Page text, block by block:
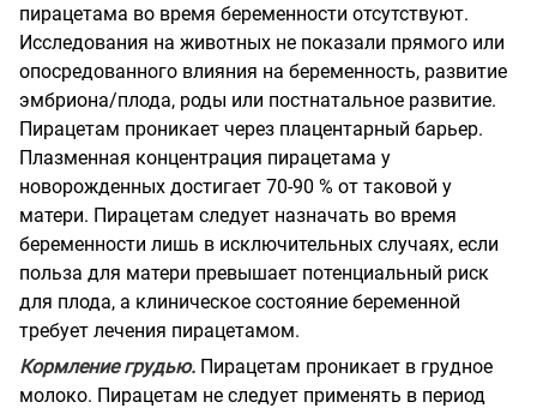
пирацетама во время беременности отсутствуют.
Исследования на животных не показали прямого или
опосредованного влияния на беременность, развитие
эмбриона/плода, роды или постнатальное развитие.
Пирацетам проникает через плацентарный барьер.
Плазменная концентрация пирацетама у
новорожденных достигает 70-90 % от таковой у
матери. Пирацетам следует назначать во время
беременности лишь в исключительных случаях, если
польза для матери превышает потенциальный риск
для плода, а клиническое состояние беременной
требует лечения пирацетамом.
Кормление грудью. Пирацетам проникает в грудное
молоко. Пирацетам не следует применять в период